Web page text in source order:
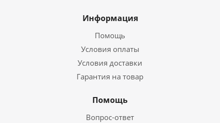
Информация
Помощь
Условия оплаты
Условия доставки
Гарантия на товар
Помощь
Вопрос-ответ